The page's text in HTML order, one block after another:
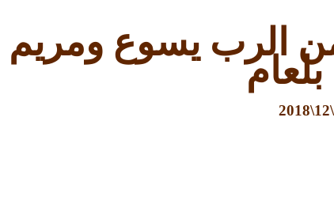
الرب يسوع ومريم